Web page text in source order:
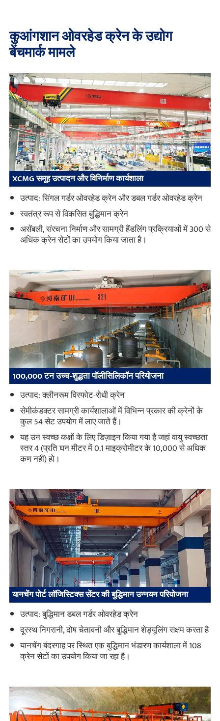
कुआंगशान ओवरहेड क्रेन के उद्योग
बेंचमार्क मामले
XCMG समूह उत्पादन और विनिर्माण कार्यशाला
उत्पाद: सिंगल गर्डर ओवरहेड क्रेन और डबल गर्डर ओवरहेड क्रेन
स्वतंत्र रूप से विकसित बुद्धिमान क्रेन
असेंबली, संरचना निर्माण और सामग्री हैंडलिंग प्रक्रियाओं में 300 से
अधिक क्रेन सेटों का उपयोग किया जाता है।
100,000 टन उच्च-शुद्धता पॉलीसिलिकॉन परियोजना
उत्पाद: क्लीनरूम विस्फोट-रोधी क्रेन
सेमीकंडक्टर सामग्री कार्यशालाओं में विभिन्न प्रकार की क्रेनों के
कुल 54 सेट उपयोग में लाए जाते हैं।
यह उन स्वच्छ कक्षों के लिए डिज़ाइन किया गया है जहां वायु स्वच्छता
स्तर 4 (प्रति घन मीटर में 0.1 माइक्रोमीटर के 10,000 से अधिक
कण नहीं) हो।
यानचेंग पोर्ट लॉजिस्टिक्स सेंटर की बुद्धिमान उन्नयन परियोजना
उत्पाद: बुद्धिमान डबल गर्डर ओवरहेड क्रेन
दूरस्थ निगरानी, दोष चेतावनी और बुद्धिमान शेड्यूलिंग सक्षम करता है
यानचेंग बंदरगाह पर स्थित एक बुद्धिमान भंडारण कार्यशाला में 108
क्रेन सेटों का उपयोग किया जा रहा है।